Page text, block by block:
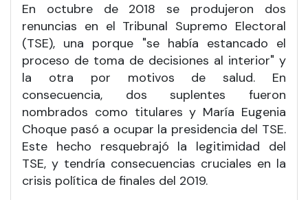
En octubre de 2018 se produjeron dos
renuncias en el Tribunal Supremo Electoral
(TSE), una porque "se había estancado el
proceso de toma de decisiones al interior" y
la otra por motivos de salud. En
consecuencia, dos suplentes fueron
nombrados como titulares y María Eugenia
Choque pasó a ocupar la presidencia del TSE.
Este hecho resquebrajó la legitimidad del
TSE, y tendría consecuencias cruciales en la
crisis política de finales del 2019.